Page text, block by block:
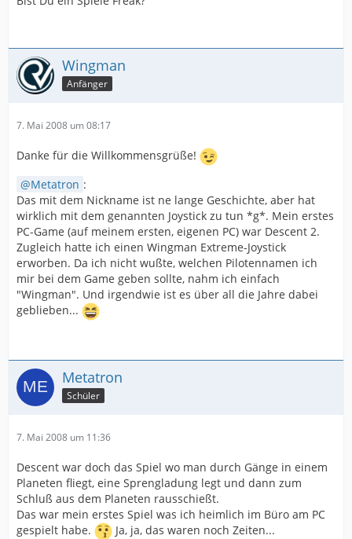
Wingman
Anfänger
7. Mai 2008 um 08:17
Danke für die Willkommensgrüße!
Metatron :
Das mit dem Nickname ist ne lange Geschichte, aber hat
wirklich mit dem genannten Joystick zu tun *g*. Mein erstes
PC-Game (auf meinem ersten, eigenen PC) war Descent 2.
Zugleich hatte ich einen Wingman Extreme-Joystick
erworben. Da ich nicht wußte, welchen Pilotennamen ich
mir bei dem Game geben sollte, nahm ich einfach
"Wingman". Und irgendwie ist es über all die Jahre dabei
geblieben...
Metatron
Schüler
7. Mai 2008 um 11:36
Descent war doch das Spiel wo man durch Gänge in einem
Planeten fliegt, eine Sprengladung legt und dann zum
Schluß aus dem Planeten rausschießt.
Das war mein erstes Spiel was ich heimlich im Büro am PC
gespielt habe.
Ja, ja, das waren noch Zeiten...